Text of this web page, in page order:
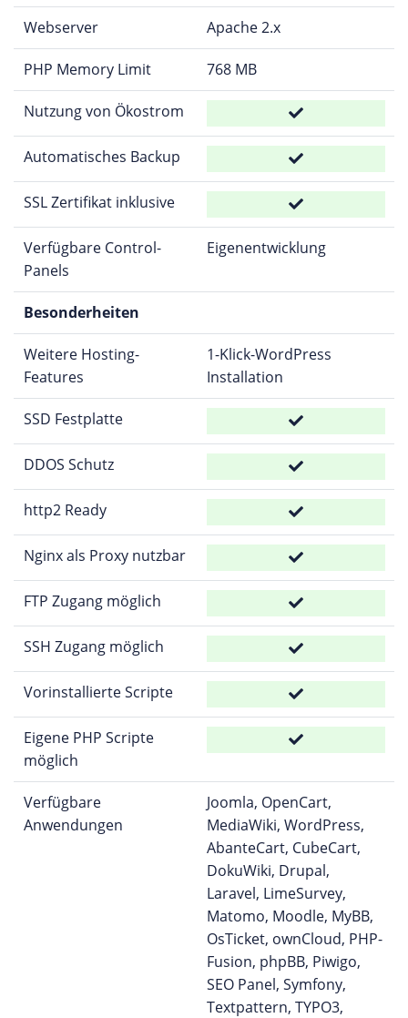
Webserver Apache 2.x
PHP Memory Limit 768 MB
Nutzung von Ökostrom
Automatisches Backup
SSL Zertifikat inklusive
Verfügbare Control-
Panels
Eigenentwicklung
Besonderheiten
Weitere Hosting-
Features
1-Klick-WordPress
Installation
SSD Festplatte
DDOS Schutz
http2 Ready
Nginx als Proxy nutzbar
FTP Zugang möglich
SSH Zugang möglich
Vorinstallierte Scripte
Eigene PHP Scripte
möglich
Verfügbare
Anwendungen
Joomla, OpenCart,
MediaWiki, WordPress,
AbanteCart, CubeCart,
DokuWiki, Drupal,
Laravel, LimeSurvey,
Matomo, Moodle, MyBB,
OsTicket, ownCloud, PHP-
Fusion, phpBB, Piwigo,
SEO Panel, Symfony,
Textpattern, TYPO3,